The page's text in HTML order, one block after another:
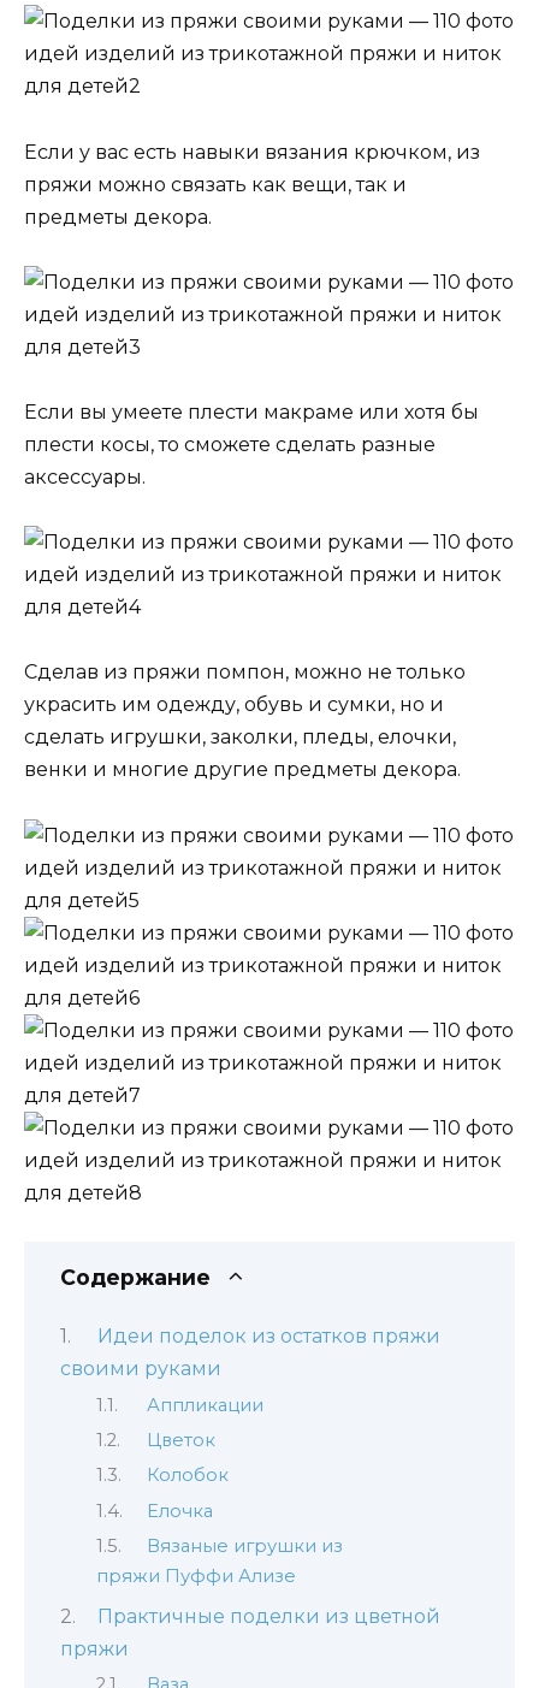
Если у вас есть навыки вязания крючком, из
пряжи можно связать как вещи, так и
предметы декора.
Если вы умеете плести макраме или хотя бы
плести косы, то сможете сделать разные
аксессуары.
Сделав из пряжи помпон, можно не только
украсить им одежду, обувь и сумки, но и
сделать игрушки, заколки, пледы, елочки,
венки и многие другие предметы декора.
Содержание
Идеи поделок из остатков пряжи
своими руками
Аппликации
Цветок
Колобок
Елочка
Вязаные игрушки из
пряжи Пуффи Ализе
Практичные поделки из цветной
пряжи